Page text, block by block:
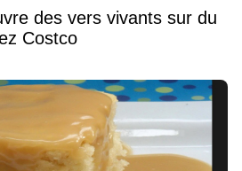
des vers vivants sur du
Costco